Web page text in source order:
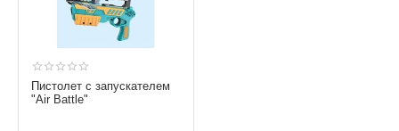
Пистолет с запускателем
"Air Battle"